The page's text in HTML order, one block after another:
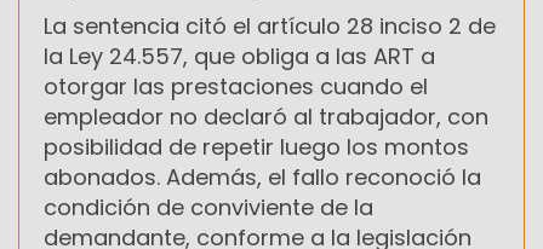
La sentencia citó el artículo 28 inciso 2 de
la Ley 24.557, que obliga a las ART a
otorgar las prestaciones cuando el
empleador no declaró al trabajador, con
posibilidad de repetir luego los montos
abonados. Además, el fallo reconoció la
condición de conviviente de la
demandante, conforme a la legislación